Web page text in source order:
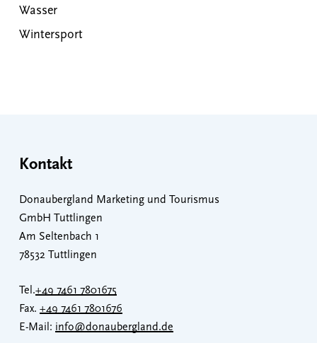
Wasser
Wintersport
Kontakt
Donaubergland Marketing und Tourismus
GmbH Tuttlingen
Am Seltenbach 1
78532 Tuttlingen
Tel.+49 7461 7801675
Fax. +49 7461 7801676
E-Mail: info@donaubergland.de